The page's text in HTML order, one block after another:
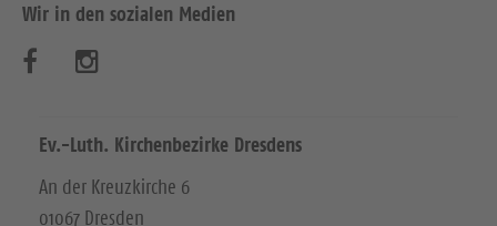
Wir in den sozialen Medien
s
u
s
u
Ev.-Luth. Kirchenbezirke Dresdens
An der Kreuzkirche 6
01067 Dresden